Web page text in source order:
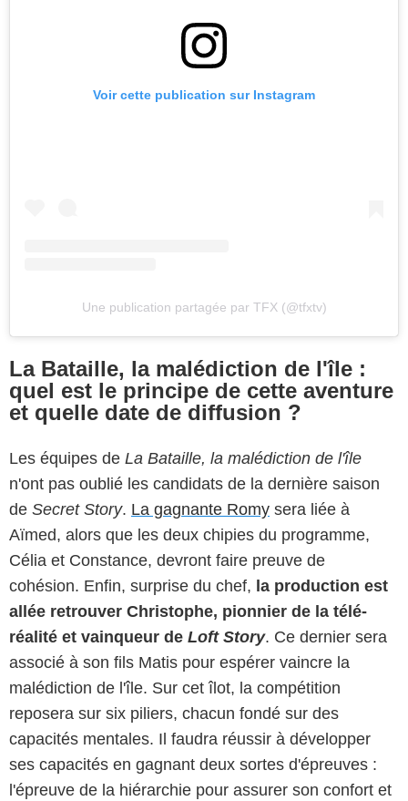
Voir cette publication sur Instagram
Une publication partagée par TFX (@tfxtv)
La Bataille, la malédiction de l'île :
quel est le principe de cette aventure
et quelle date de diffusion ?
Les équipes de La Bataille, la malédiction de l'île
n'ont pas oublié les candidats de la dernière saison
de Secret Story. La gagnante Romy sera liée à
Aïmed, alors que les deux chipies du programme,
Célia et Constance, devront faire preuve de
cohésion. Enfin, surprise du chef, la production est
allée retrouver Christophe, pionnier de la télé-
réalité et vainqueur de Loft Story. Ce dernier sera
associé à son fils Matis pour espérer vaincre la
malédiction de l'île. Sur cet îlot, la compétition
reposera sur six piliers, chacun fondé sur des
capacités mentales. Il faudra réussir à développer
ses capacités en gagnant deux sortes d'épreuves :
l'épreuve de la hiérarchie pour assurer son confort et